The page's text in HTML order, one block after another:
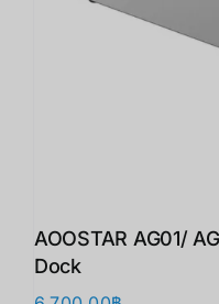
AOOSTAR AG01/
Dock